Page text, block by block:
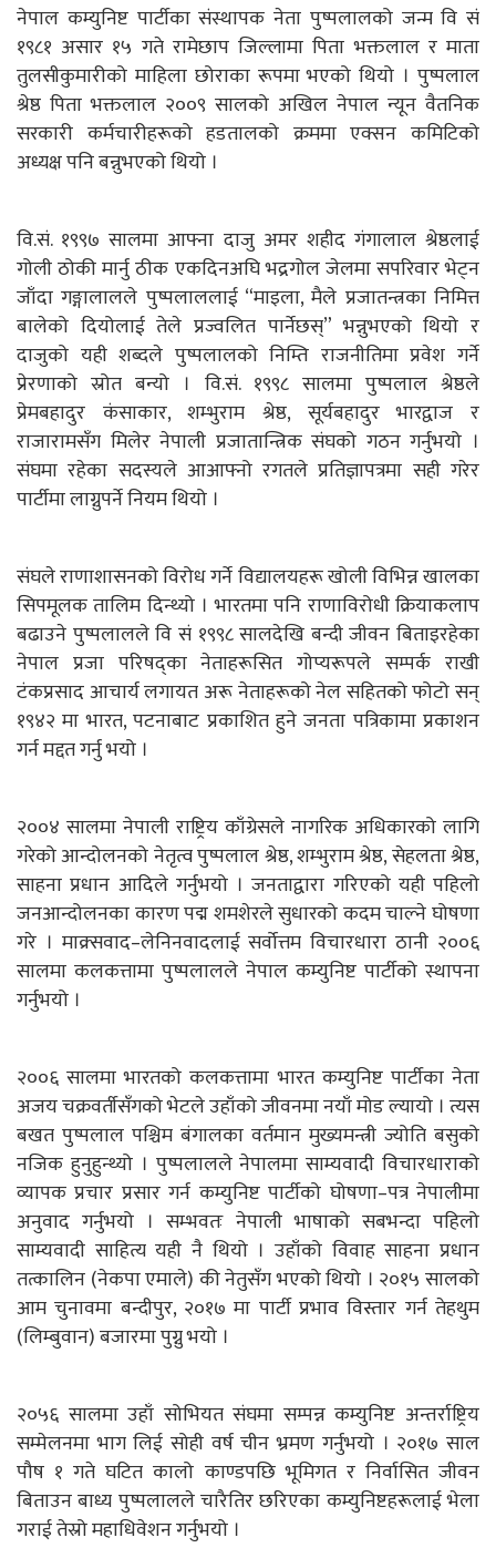
नेपाल कम्युनिष्ट पार्टीका संस्थापक नेता पुष्पलालको जन्म वि सं
१९८१ असार १५ गते रामेछाप जिल्लामा पिता भक्तलाल र माता
तुलसीकुमारीको माहिला छोराका रूपमा भएको थियो । पुष्पलाल
श्रेष्ठ पिता भक्तलाल २००९ सालको अखिल नेपाल न्यून वैतनिक
सरकारी कर्मचारीहरूको हडतालको क्रममा एक्सन कमिटिको
अध्यक्ष पनि बन्नुभएको थियो ।
वि.सं. १९९७ सालमा आफ्ना दाजु अमर शहीद गंगालाल श्रेष्ठलाई
गोली ठोकी मार्नु ठीक एकदिनअघि भद्रगोल जेलमा सपरिवार भेट्न
जाँदा गङ्गालालले पुष्पलाललाई “माइला, मैले प्रजातन्त्रका निमित्त
बालेको दियोलाई तेले प्रज्वलित पार्नेछस्” भन्नुभएको थियो र
दाजुको यही शब्दले पुष्पलालको निम्ति राजनीतिमा प्रवेश गर्ने
प्रेरणाको स्रोत बन्यो । वि.सं. १९९८ सालमा पुष्पलाल श्रेष्ठले
प्रेमबहादुर कंसाकार, शम्भुराम श्रेष्ठ, सूर्यबहादुर भारद्वाज र
राजारामसँग मिलेर नेपाली प्रजातान्त्रिक संघको गठन गर्नुभयो ।
संघमा रहेका सदस्यले आआफ्नो रगतले प्रतिज्ञापत्रमा सही गरेर
पार्टीमा लाग्नुपर्ने नियम थियो ।
संघले राणाशासनको विरोध गर्ने विद्यालयहरू खोली विभिन्न खालका
सिपमूलक तालिम दिन्थ्यो । भारतमा पनि राणाविरोधी क्रियाकलाप
बढाउने पुष्पलालले वि सं १९९८ सालदेखि बन्दी जीवन बिताइरहेका
नेपाल प्रजा परिषद्का नेताहरूसित गोप्यरूपले सम्पर्क राखी
टंकप्रसाद आचार्य लगायत अरू नेताहरूको नेल सहितको फोटो सन्
१९४२ मा भारत, पटनाबाट प्रकाशित हुने जनता पत्रिकामा प्रकाशन
गर्न मद्दत गर्नु भयो ।
२००४ सालमा नेपाली राष्ट्रिय काँग्रेसले नागरिक अधिकारको लागि
गरेको आन्दोलनको नेतृत्व पुष्पलाल श्रेष्ठ, शम्भुराम श्रेष्ठ, सेहलता श्रेष्ठ,
साहना प्रधान आदिले गर्नुभयो । जनताद्वारा गरिएको यही पहिलो
जनआन्दोलनका कारण पद्म शमशेरले सुधारको कदम चाल्ने घोषणा
गरे । माक्र्सवाद–लेनिनवादलाई सर्वोत्तम विचारधारा ठानी २००६
सालमा कलकत्तामा पुष्पलालले नेपाल कम्युनिष्ट पार्टीको स्थापना
गर्नुभयो ।
२००६ सालमा भारतको कलकत्तामा भारत कम्युनिष्ट पार्टीका नेता
अजय चक्रवर्तीसँगको भेटले उहाँको जीवनमा नयाँ मोड ल्यायो । त्यस
बखत पुष्पलाल पश्चिम बंगालका वर्तमान मुख्यमन्त्री ज्योति बसुको
नजिक हुनुहुन्थ्यो । पुष्पलालले नेपालमा साम्यवादी विचारधाराको
व्यापक प्रचार प्रसार गर्न कम्युनिष्ट पार्टीको घोषणा–पत्र नेपालीमा
अनुवाद गर्नुभयो । सम्भवतः नेपाली भाषाको सबभन्दा पहिलो
साम्यवादी साहित्य यही नै थियो । उहाँको विवाह साहना प्रधान
तत्कालिन (नेकपा एमाले) की नेतुसँग भएको थियो । २०१५ सालको
आम चुनावमा बन्दीपुर, २०१७ मा पार्टी प्रभाव विस्तार गर्न तेहथुम
(लिम्बुवान) बजारमा पुग्नु भयो ।
२०५६ सालमा उहाँ सोभियत संघमा सम्पन्न कम्युनिष्ट अन्तर्राष्ट्रिय
सम्मेलनमा भाग लिई सोही वर्ष चीन भ्रमण गर्नुभयो । २०१७ साल
पौष १ गते घटित कालो काण्डपछि भूमिगत र निर्वासित जीवन
बिताउन बाध्य पुष्पलालले चारैतिर छरिएका कम्युनिष्टहरूलाई भेला
गराई तेस्रो महाधिवेशन गर्नुभयो ।